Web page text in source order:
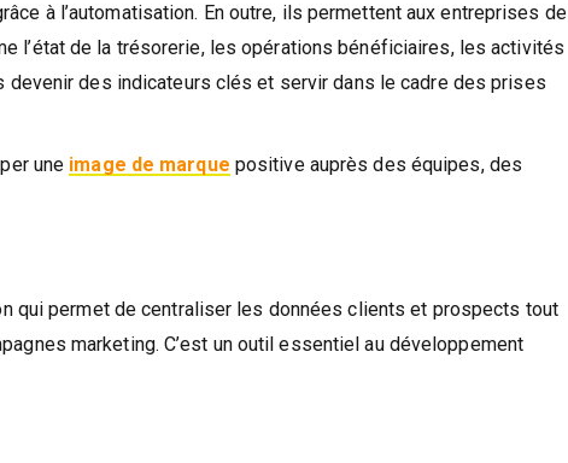
à l’automatisation. En outre, ils permettent aux entreprises de
l’état de la trésorerie, les opérations bénéficiaires, les activités
des indicateurs clés et servir dans le cadre des prises
une image de marque positive auprès des équipes, des
qui permet de centraliser les données clients et prospects tout
marketing. C’est un outil essentiel au développement